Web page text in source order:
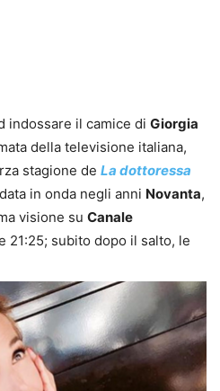
indossare il camice di Giorgia
della televisione italiana,
stagione de La dottoressa
in onda negli anni Novanta,
visione su Canale
21:25; subito dopo il salto, le